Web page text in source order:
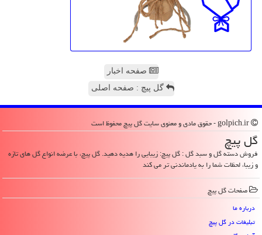
صفحه اخبار
گل پیچ : صفحه اصلی
گل پیچ
فروش دسته گل و سبد گل : گل پیچ: زیبایی را هدیه دهید. گل پیچ، با عرضه انواع گل های تازه
و زیبا، لحظات شما را به یادماندنی تر می کند
صفحات گل پیچ
درباره ما
تبلیغات در گل پیچ